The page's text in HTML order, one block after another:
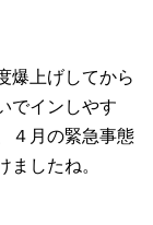
爆上げしてから
でインしやす
４月の緊急事態
ましたね。